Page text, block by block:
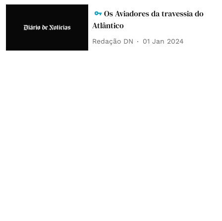
Os Aviadores da travessia do
Atlântico
Redação DN 01 Jan 2024